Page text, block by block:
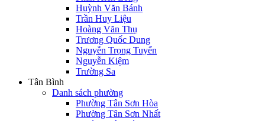
Huỳnh Văn Bánh
Trần Huy Liệu
Hoàng Văn Thụ
Trương Quốc Dung
Nguyễn Trọng Tuyển
Nguyễn Kiệm
Trường Sa
Tân Bình
Danh sách phường
Phường Tân Sơn Hòa
Phường Tân Sơn Nhất